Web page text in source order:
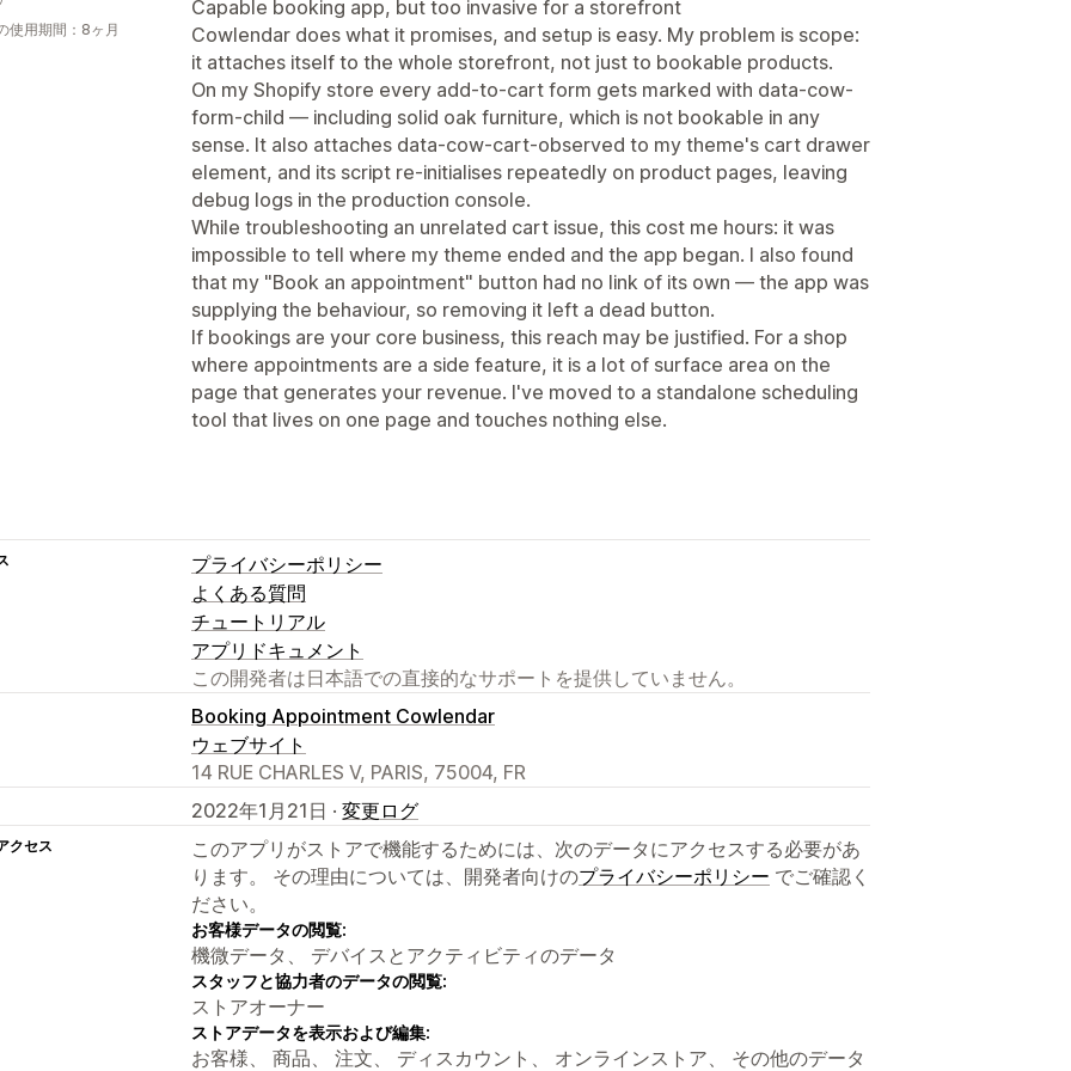
Capable booking app, but too invasive for a storefront
Cowlendar does what it promises, and setup is easy. My problem is scope:
it attaches itself to the whole storefront, not just to bookable products.
On my Shopify store every add-to-cart form gets marked with data-cow-
form-child — including solid oak furniture, which is not bookable in any
sense. It also attaches data-cow-cart-observed to my theme's cart drawer
element, and its script re-initialises repeatedly on product pages, leaving
debug logs in the production console.
While troubleshooting an unrelated cart issue, this cost me hours: it was
impossible to tell where my theme ended and the app began. I also found
that my "Book an appointment" button had no link of its own — the app was
supplying the behaviour, so removing it left a dead button.
If bookings are your core business, this reach may be justified. For a shop
where appointments are a side feature, it is a lot of surface area on the
page that generates your revenue. I've moved to a standalone scheduling
tool that lives on one page and touches nothing else.
使用期間：8ヶ月
プライバシーポリシー
よくある質問
チュートリアル
アプリドキュメント
この開発者は日本語での直接的なサポートを提供していません。
Booking Appointment Cowlendar
ウェブサイト
14 RUE CHARLES V, PARIS, 75004, FR
2022年1月21日 · 変更ログ
クセス
このアプリがストアで機能するためには、次のデータにアクセスする必要があ
ります。 その理由については、開発者向けのプライバシーポリシー でご確認く
ださい。
お客様データの閲覧:
機微データ、 デバイスとアクティビティのデータ
スタッフと協力者のデータの閲覧:
ストアオーナー
ストアデータを表示および編集:
お客様、 商品、 注文、 ディスカウント、 オンラインストア、 その他のデータ